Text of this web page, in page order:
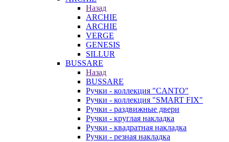
Назад
ARCHIE
ARCHIE
VERGE
GENESIS
SILLUR
BUSSARE
Назад
BUSSARE
Ручки - коллекция "CANTO"
Ручки - коллекция "SMART FIX"
Ручки - раздвижные двери
Ручки - круглая накладка
Ручки - квадратная накладка
Ручки - резная накладка